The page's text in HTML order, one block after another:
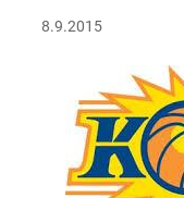
8.9.2015